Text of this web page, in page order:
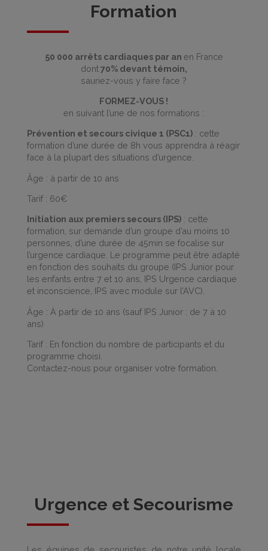
Formation
50 000 arrêts cardiaques par an en France
dont70% devant témoin,
sauriez-vous y faire face ?
FORMEZ-VOUS !
en suivant l’une de nos formations :
Prévention et secours civique 1 (PSC1): cette
formation d’une durée de 8h vous apprendra à réagir
face à la plupart des situations d’urgence.
Âge : à partir de 10 ans
Tarif : 60€
Initiation aux premiers secours (IPS): cette
formation, sur demande d’un groupe d’au moins 10
personnes, d’une durée de 45min se focalise sur
l’urgence cardiaque. Le programme peut être adapté
en fonction des souhaits du groupe (IPS Junior pour
les enfants entre 7 et 10 ans, IPS Urgence cardiaque
et inconscience, IPS avec module sur l’AVC).
Âge : À partir de 10 ans (sauf IPS Junior : de 7 à 10
ans)
Tarif : En fonction du nombre de participants et du
programme choisi.
Contactez-nous pour organiser votre formation.
Urgence et Secourisme